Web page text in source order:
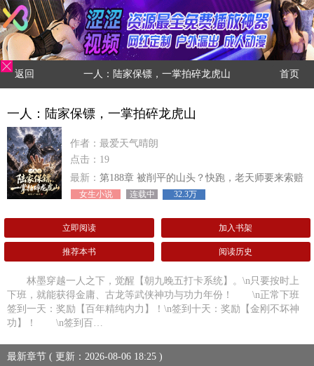
返回 一人：陆家保镖，一掌拍碎龙虎山 首页
一人：陆家保镖，一掌拍碎龙虎山
作者：最爱天气晴朗
点击：19
最新： 第188章 被削平的山头？快跑，老天师要来索赔
了！
女生小说 连载中 32.3万
立即阅读 加入书架
推荐本书 阅读历史
林墨穿越一人之下，觉醒【朝九晚五打卡系统】。\n只要按时上
下班，就能获得金庸、古龙等武侠神功与功力年份！ \n正常下班
签到一天：奖励【百年精纯内力】！\n签到十天：奖励【金刚不坏神
功】！ \n签到百…
最新章节 ( 更新：2026-08-06 18:25 )